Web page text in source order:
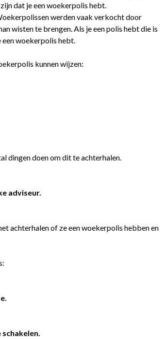
dat je een woekerpolis hebt.
werden vaak verkocht door
wisten te brengen. Als je een polis hebt die is
een woekerpolis hebt.
kunnen wijzen:
dingen doen om dit te achterhalen.
adviseur.
achterhalen of ze een woekerpolis hebben en